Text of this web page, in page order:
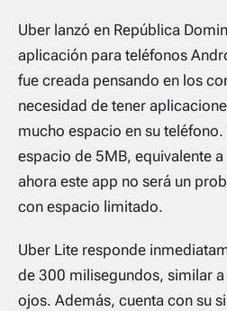
Uber lanzó en República
aplicación para teléfonos
fue creada pensando en los
necesidad de tener
mucho espacio en su
espacio de 5MB, equivalente
ahora este app no será un
con espacio limitado.
Uber Lite responde
de 300 milisegundos, similar
ojos. Además, cuenta con su